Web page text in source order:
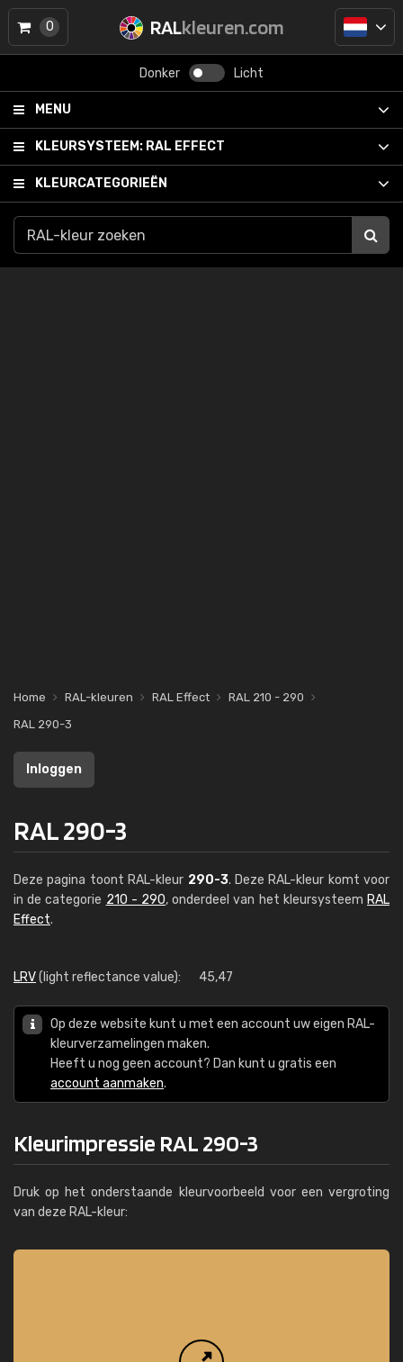
RALkleuren.com
Donker Licht
MENU
KLEURSYSTEEM: RAL EFFECT
KLEURCATEGORIEËN
0
Home RAL-kleuren RAL Effect
RAL 210 - 290
RAL 290-3
Inloggen
RAL 290-3
Deze pagina toont RAL-kleur 290-3. Deze RAL-kleur komt voor
in de categorie 210 - 290, onderdeel van het kleursysteem RAL
Effect.
LRV(light reflectance value): 45,47
Op deze website kunt u met een account uw eigen RAL-
kleurverzamelingen maken.
Heeft u nog geen account? Dan kunt u gratis een
account aanmaken.
Kleurimpressie RAL 290-3
Druk op het onderstaande kleurvoorbeeld voor een vergroting
van deze RAL-kleur: